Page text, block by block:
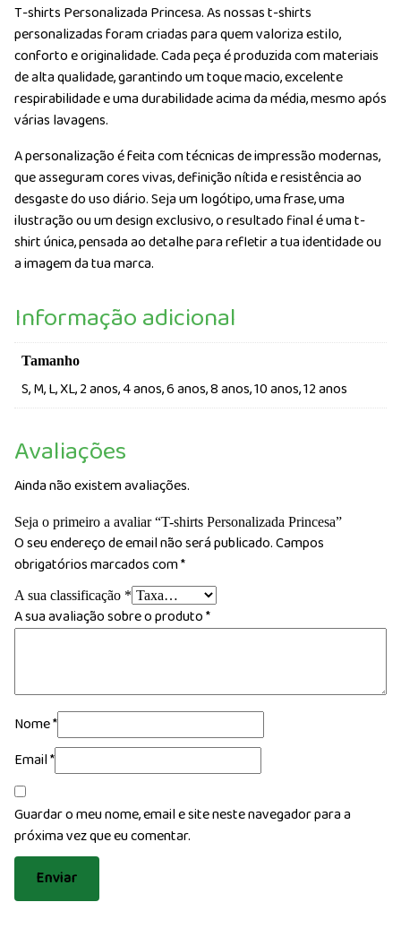
T-shirts Personalizada Princesa. As nossas t-shirts
personalizadas foram criadas para quem valoriza estilo,
conforto e originalidade. Cada peça é produzida com materiais
de alta qualidade, garantindo um toque macio, excelente
respirabilidade e uma durabilidade acima da média, mesmo após
várias lavagens.
A personalização é feita com técnicas de impressão modernas,
que asseguram cores vivas, definição nítida e resistência ao
desgaste do uso diário. Seja um logótipo, uma frase, uma
ilustração ou um design exclusivo, o resultado final é uma t-
shirt única, pensada ao detalhe para refletir a tua identidade ou
a imagem da tua marca.
Informação adicional
Tamanho
S, M, L, XL, 2 anos, 4 anos, 6 anos, 8 anos, 10 anos, 12 anos
Avaliações
Ainda não existem avaliações.
Seja o primeiro a avaliar “T-shirts Personalizada Princesa”
O seu endereço de email não será publicado.Campos
obrigatórios marcados com*
A sua classificação *
A sua avaliação sobre o produto*
Nome*
Email*
Guardar o meu nome, email e site neste navegador para a
próxima vez que eu comentar.